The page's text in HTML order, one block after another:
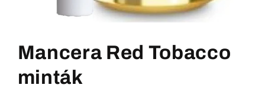
megnyitása
modális
párbeszédpanelen
Mancera Red Tobacco
minták